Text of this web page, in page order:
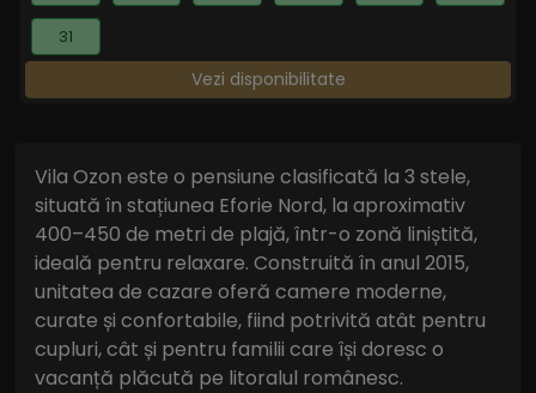
31
Vezi disponibilitate
Vila Ozon este o pensiune clasificată la 3 stele,
situată în stațiunea Eforie Nord, la aproximativ
400–450 de metri de plajă, într-o zonă liniștită,
ideală pentru relaxare. Construită în anul 2015,
unitatea de cazare oferă camere moderne,
curate și confortabile, fiind potrivită atât pentru
cupluri, cât și pentru familii care își doresc o
vacanță plăcută pe litoralul românesc.